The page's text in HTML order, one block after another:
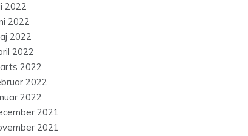
2022
2022
2022
2022
2022
2022
2022
2021
2021